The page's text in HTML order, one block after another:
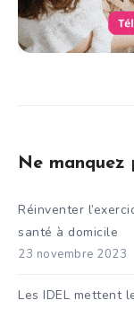
Ne manquez
Réinventer
santé à domicile
23 novembre 2023
Les IDEL mettent